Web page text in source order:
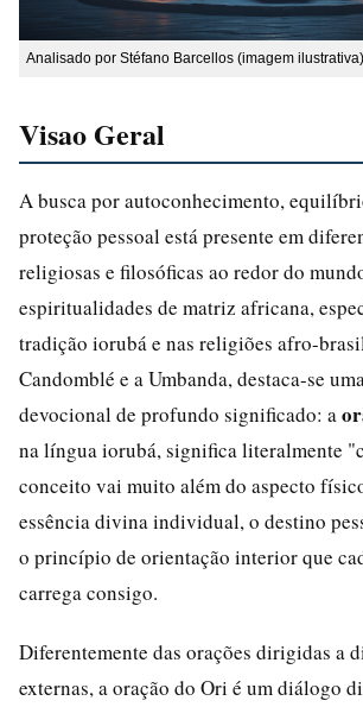
Analisado por Stéfano Barcellos (imagem ilustrativa)
Visao Geral
A busca por autoconhecimento,
proteção pessoal está presente em
religiosas e filosóficas ao redor do
espiritualidades de matriz africana,
tradição iorubá e nas religiões afro-
Candomblé e a Umbanda, destaca-se
devocional de profundo significado: a
na língua iorubá, significa literalmente
conceito vai muito além do aspecto
essência divina individual, o destino
o princípio de orientação interior que
carrega consigo.
Diferentemente das orações dirigidas a
externas, a oração do Ori é um diálogo